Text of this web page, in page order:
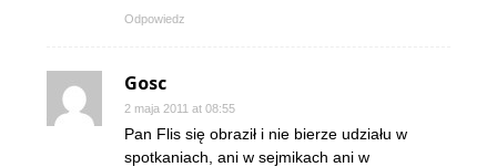
Odpowiedz
Gosc
2 maja 2011 at 08:55
Pan Flis się obraził i nie bierze udziału w
spotkaniach, ani w sejmikach ani w